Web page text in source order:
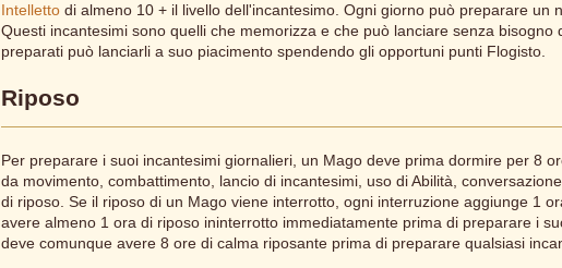
Intelletto di almeno 10 + il livello dell'incantesimo. Ogni giorno può preparare
Questi incantesimi sono quelli che memorizza e che può lanciare senza
preparati può lanciarli a suo piacimento spendendo gli opportuni punti Flogisto.
Riposo
Per preparare i suoi incantesimi giornalieri, un Mago deve prima dormire per 8
da movimento, combattimento, lancio di incantesimi, uso di Abilità,
di riposo. Se il riposo di un Mago viene interrotto, ogni interruzione aggiunge 1
avere almeno 1 ora di riposo ininterrotto immediatamente prima di preparare i
deve comunque avere 8 ore di calma riposante prima di preparare qualsiasi